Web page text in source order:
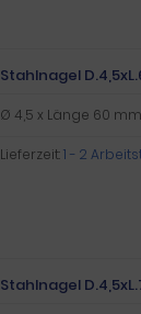
Stahlnagel
Ø 4,5 x Länge 60
Lieferzeit:1 - 2
Stahlnagel